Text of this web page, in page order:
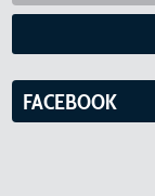
FACEBOOK